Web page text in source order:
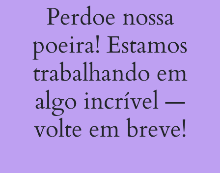
Perdoe nossa
poeira! Estamos
trabalhando em
algo incrível —
volte em breve!